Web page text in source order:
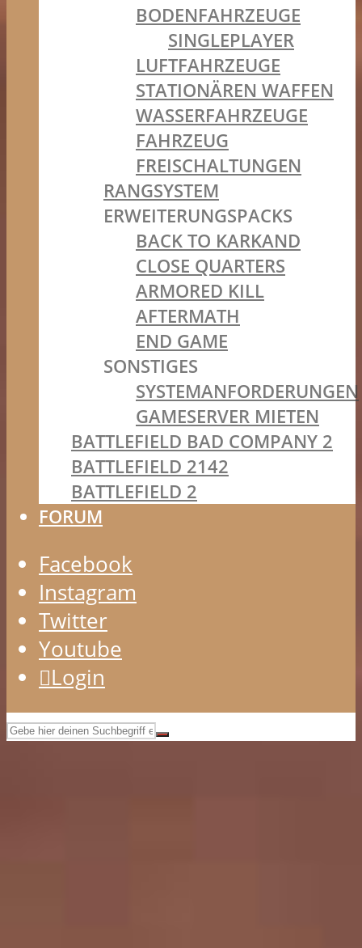
BODENFAHRZEUGE
SINGLEPLAYER
LUFTFAHRZEUGE
STATIONÄREN WAFFEN
WASSERFAHRZEUGE
FAHRZEUG
FREISCHALTUNGEN
RANGSYSTEM
ERWEITERUNGSPACKS
BACK TO KARKAND
CLOSE QUARTERS
ARMORED KILL
AFTERMATH
END GAME
SONSTIGES
SYSTEMANFORDERUNGEN
GAMESERVER MIETEN
BATTLEFIELD BAD COMPANY 2
BATTLEFIELD 2142
BATTLEFIELD 2
FORUM
Facebook
Instagram
Twitter
Youtube
Login